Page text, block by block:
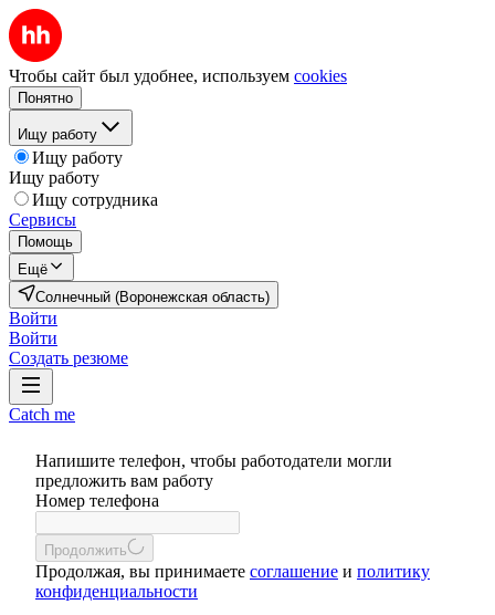
Чтобы сайт был удобнее, используем cookies
Понятно
Ищу работу
Ищу работу
Ищу работу
Ищу сотрудника
Сервисы
Помощь
Ещё
Солнечный (Воронежская область)
Войти
Войти
Создать резюме
Catch me
Напишите телефон, чтобы работодатели могли
предложить вам работу
Номер телефона
Продолжить
Продолжая, вы принимаете соглашение и политику
конфиденциальности